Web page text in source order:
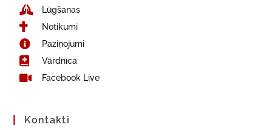
Lūgšanas
Notikumi
Paziņojumi
Vārdnīca
Facebook Live
Kontakti